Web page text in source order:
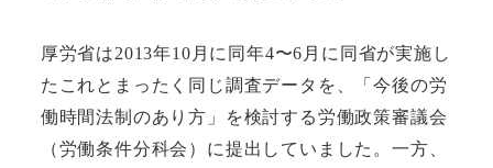
厚労省は2013年10月に同年4〜6月に同省が実施し
たこれとまったく同じ調査データを、「今後の労
働時間法制のあり方」を検討する労働政策審議会
（労働条件分科会）に提出していました。一方、